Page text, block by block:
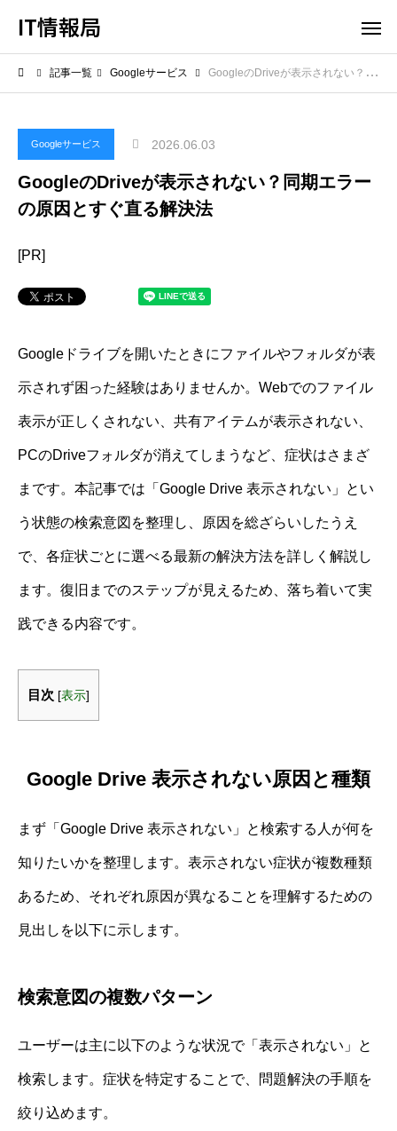
IT情報局
記事一覧 Googleサービス GoogleのDriveが表示されない？同期エラーの原因とすぐ直る解決法
Googleサービス 2026.06.03
GoogleのDriveが表示されない？同期エラー
の原因とすぐ直る解決法
[PR]
Googleドライブを開いたときにファイルやフォルダが表
示されず困った経験はありませんか。Webでのファイル
表示が正しくされない、共有アイテムが表示されない、
PCのDriveフォルダが消えてしまうなど、症状はさまざ
まです。本記事では「Google Drive 表示されない」とい
う状態の検索意図を整理し、原因を総ざらいしたうえ
で、各症状ごとに選べる最新の解決方法を詳しく解説し
ます。復旧までのステップが見えるため、落ち着いて実
践できる内容です。
目次 [表示]
Google Drive 表示されない原因と種類
まず「Google Drive 表示されない」と検索する人が何を
知りたいかを整理します。表示されない症状が複数種類
あるため、それぞれ原因が異なることを理解するための
見出しを以下に示します。
検索意図の複数パターン
ユーザーは主に以下のような状況で「表示されない」と
検索します。症状を特定することで、問題解決の手順を
絞り込めます。